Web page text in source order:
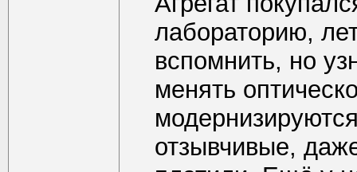
лабораторию,
вспомнить, но
менять
отзывчивые,